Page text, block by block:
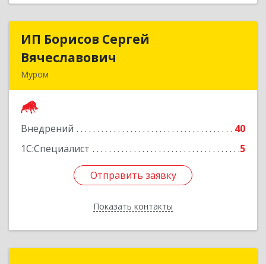
ИП Борисов Сергей
Вячеславович
Муром
Внедрений
40
1С:Специалист
5
Отправить заявку
Показать контакты
ИП Борисов Сергей
Подробнее
Отправить заявку
Назад